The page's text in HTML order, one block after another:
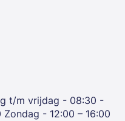
t/m vrijdag - 08:30 -
Zondag - 12:00 – 16:00